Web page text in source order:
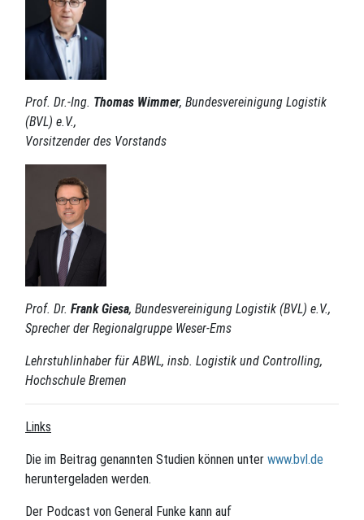
Prof. Dr.-Ing. Thomas Wimmer, Bundesvereinigung Logistik
(BVL) e.V.,
Vorsitzender des Vorstands
Prof. Dr. Frank Giesa, Bundesvereinigung Logistik (BVL) e.V.,
Sprecher der Regionalgruppe Weser-Ems
Lehrstuhlinhaber für ABWL, insb. Logistik und Controlling,
Hochschule Bremen
Links
Die im Beitrag genannten Studien können unter www.bvl.de
heruntergeladen werden.
Der Podcast von General Funke kann auf